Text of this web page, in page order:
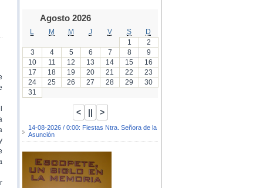
Agosto 2026
M M J V S
D
1
2
3
4 5 6 7 8
9
10
11 12 13 14 15
16
17
18 19 20 21 22
23
24
25 26 27 28 29
30
31
14-08-2026 / 0:00: Fiestas Ntra. Señora de la
Asunción